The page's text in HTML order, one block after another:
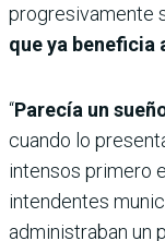
progresivamente
que ya beneficia
“Parecía un
cuando lo
intensos primero
intendentes
administraban un